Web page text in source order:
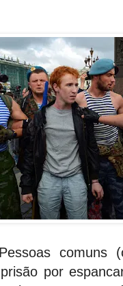
comuns
por